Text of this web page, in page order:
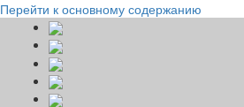
Перейти к основному содержанию